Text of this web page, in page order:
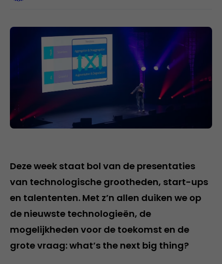
Deze week staat bol van de presentaties
van technologische grootheden, start-ups
en talententen. Met z’n allen duiken we op
de nieuwste technologieën, de
mogelijkheden voor de toekomst en de
grote vraag: what’s the next big thing?